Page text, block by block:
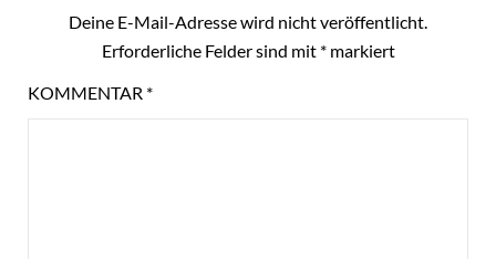
Deine E-Mail-Adresse wird nicht veröffentlicht.
Erforderliche Felder sind mit *markiert
KOMMENTAR *